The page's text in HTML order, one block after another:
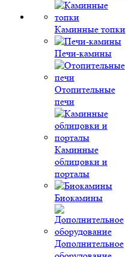
Каминные топки
Печи-камины
Отопительные
печи
Каминные
облицовки и
порталы
Биокамины
Дополнительное